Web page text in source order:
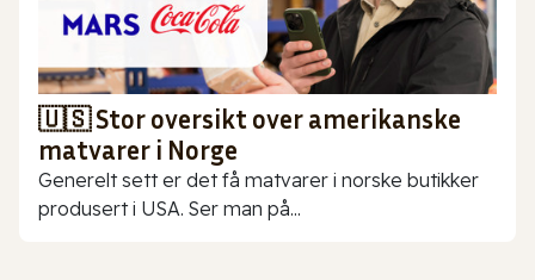
🇺🇸 Stor oversikt over amerikanske
matvarer i Norge
Generelt sett er det få matvarer i norske butikker
produsert i USA. Ser man på...